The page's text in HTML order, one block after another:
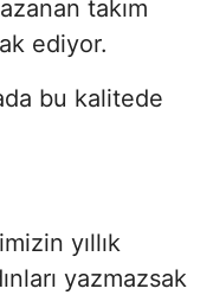
takım
ediyor.
bu kalitede
yıllık
yazmazsak